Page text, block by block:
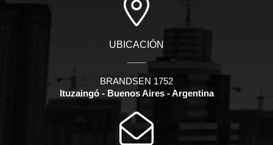
UBICACIÓN
BRANDSEN 1752
Ituzaingó - Buenos Aires - Argentina